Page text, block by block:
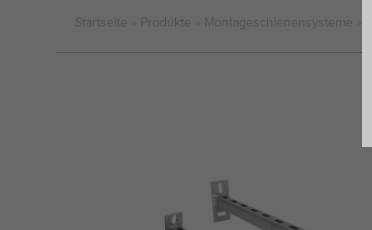
Startseite Produkte Montageschienensysteme